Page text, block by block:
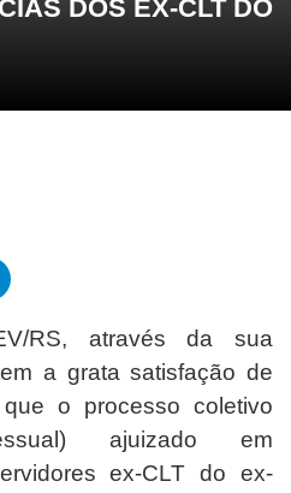
DOS EX-CLT DO
RS, através da sua
a grata satisfação de
o processo coletivo
ajuizado em
ex-CLT do ex-